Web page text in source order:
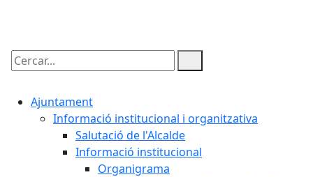
Cercar:
Ajuntament
Informació institucional i organitzativa
Salutació de l'Alcalde
Informació institucional
Organigrama